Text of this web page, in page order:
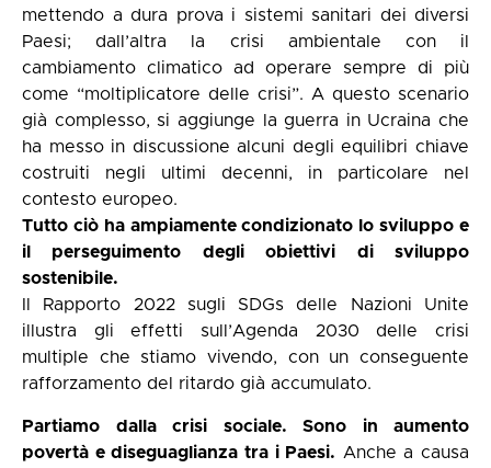
mettendo a dura prova i sistemi sanitari dei diversi
Paesi; dall’altra la crisi ambientale con il
cambiamento climatico ad operare sempre di più
come “moltiplicatore delle crisi”. A questo scenario
già complesso, si aggiunge la guerra in Ucraina che
ha messo in discussione alcuni degli equilibri chiave
costruiti negli ultimi decenni, in particolare nel
contesto europeo.
Tutto ciò ha ampiamente condizionato lo sviluppo e
il perseguimento degli obiettivi di sviluppo
sostenibile.
Il Rapporto 2022 sugli SDGs delle Nazioni Unite
illustra gli effetti sull’Agenda 2030 delle crisi
multiple che stiamo vivendo, con un conseguente
rafforzamento del ritardo già accumulato.
Partiamo dalla crisi sociale. Sono in aumento
povertà e diseguaglianza tra i Paesi. Anche a causa